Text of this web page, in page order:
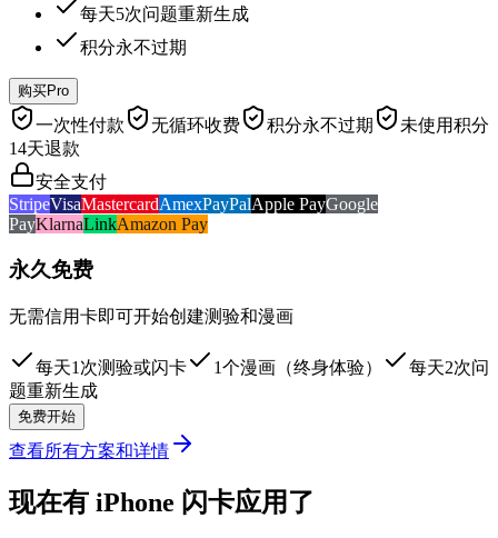
每天5次问题重新生成
积分永不过期
购买Pro
一次性付款 无循环收费 积分永不过期
未使用积分
14天退款
安全支付
StripeVisaMastercardAmexPayPalApple PayGoogle
PayKlarnaLinkAmazon Pay
永久免费
无需信用卡即可开始创建测验和漫画
每天1次测验或闪卡 1个漫画（终身体验）
每天2次问
题重新生成
免费开始
查看所有方案和详情
现在有 iPhone 闪卡应用了